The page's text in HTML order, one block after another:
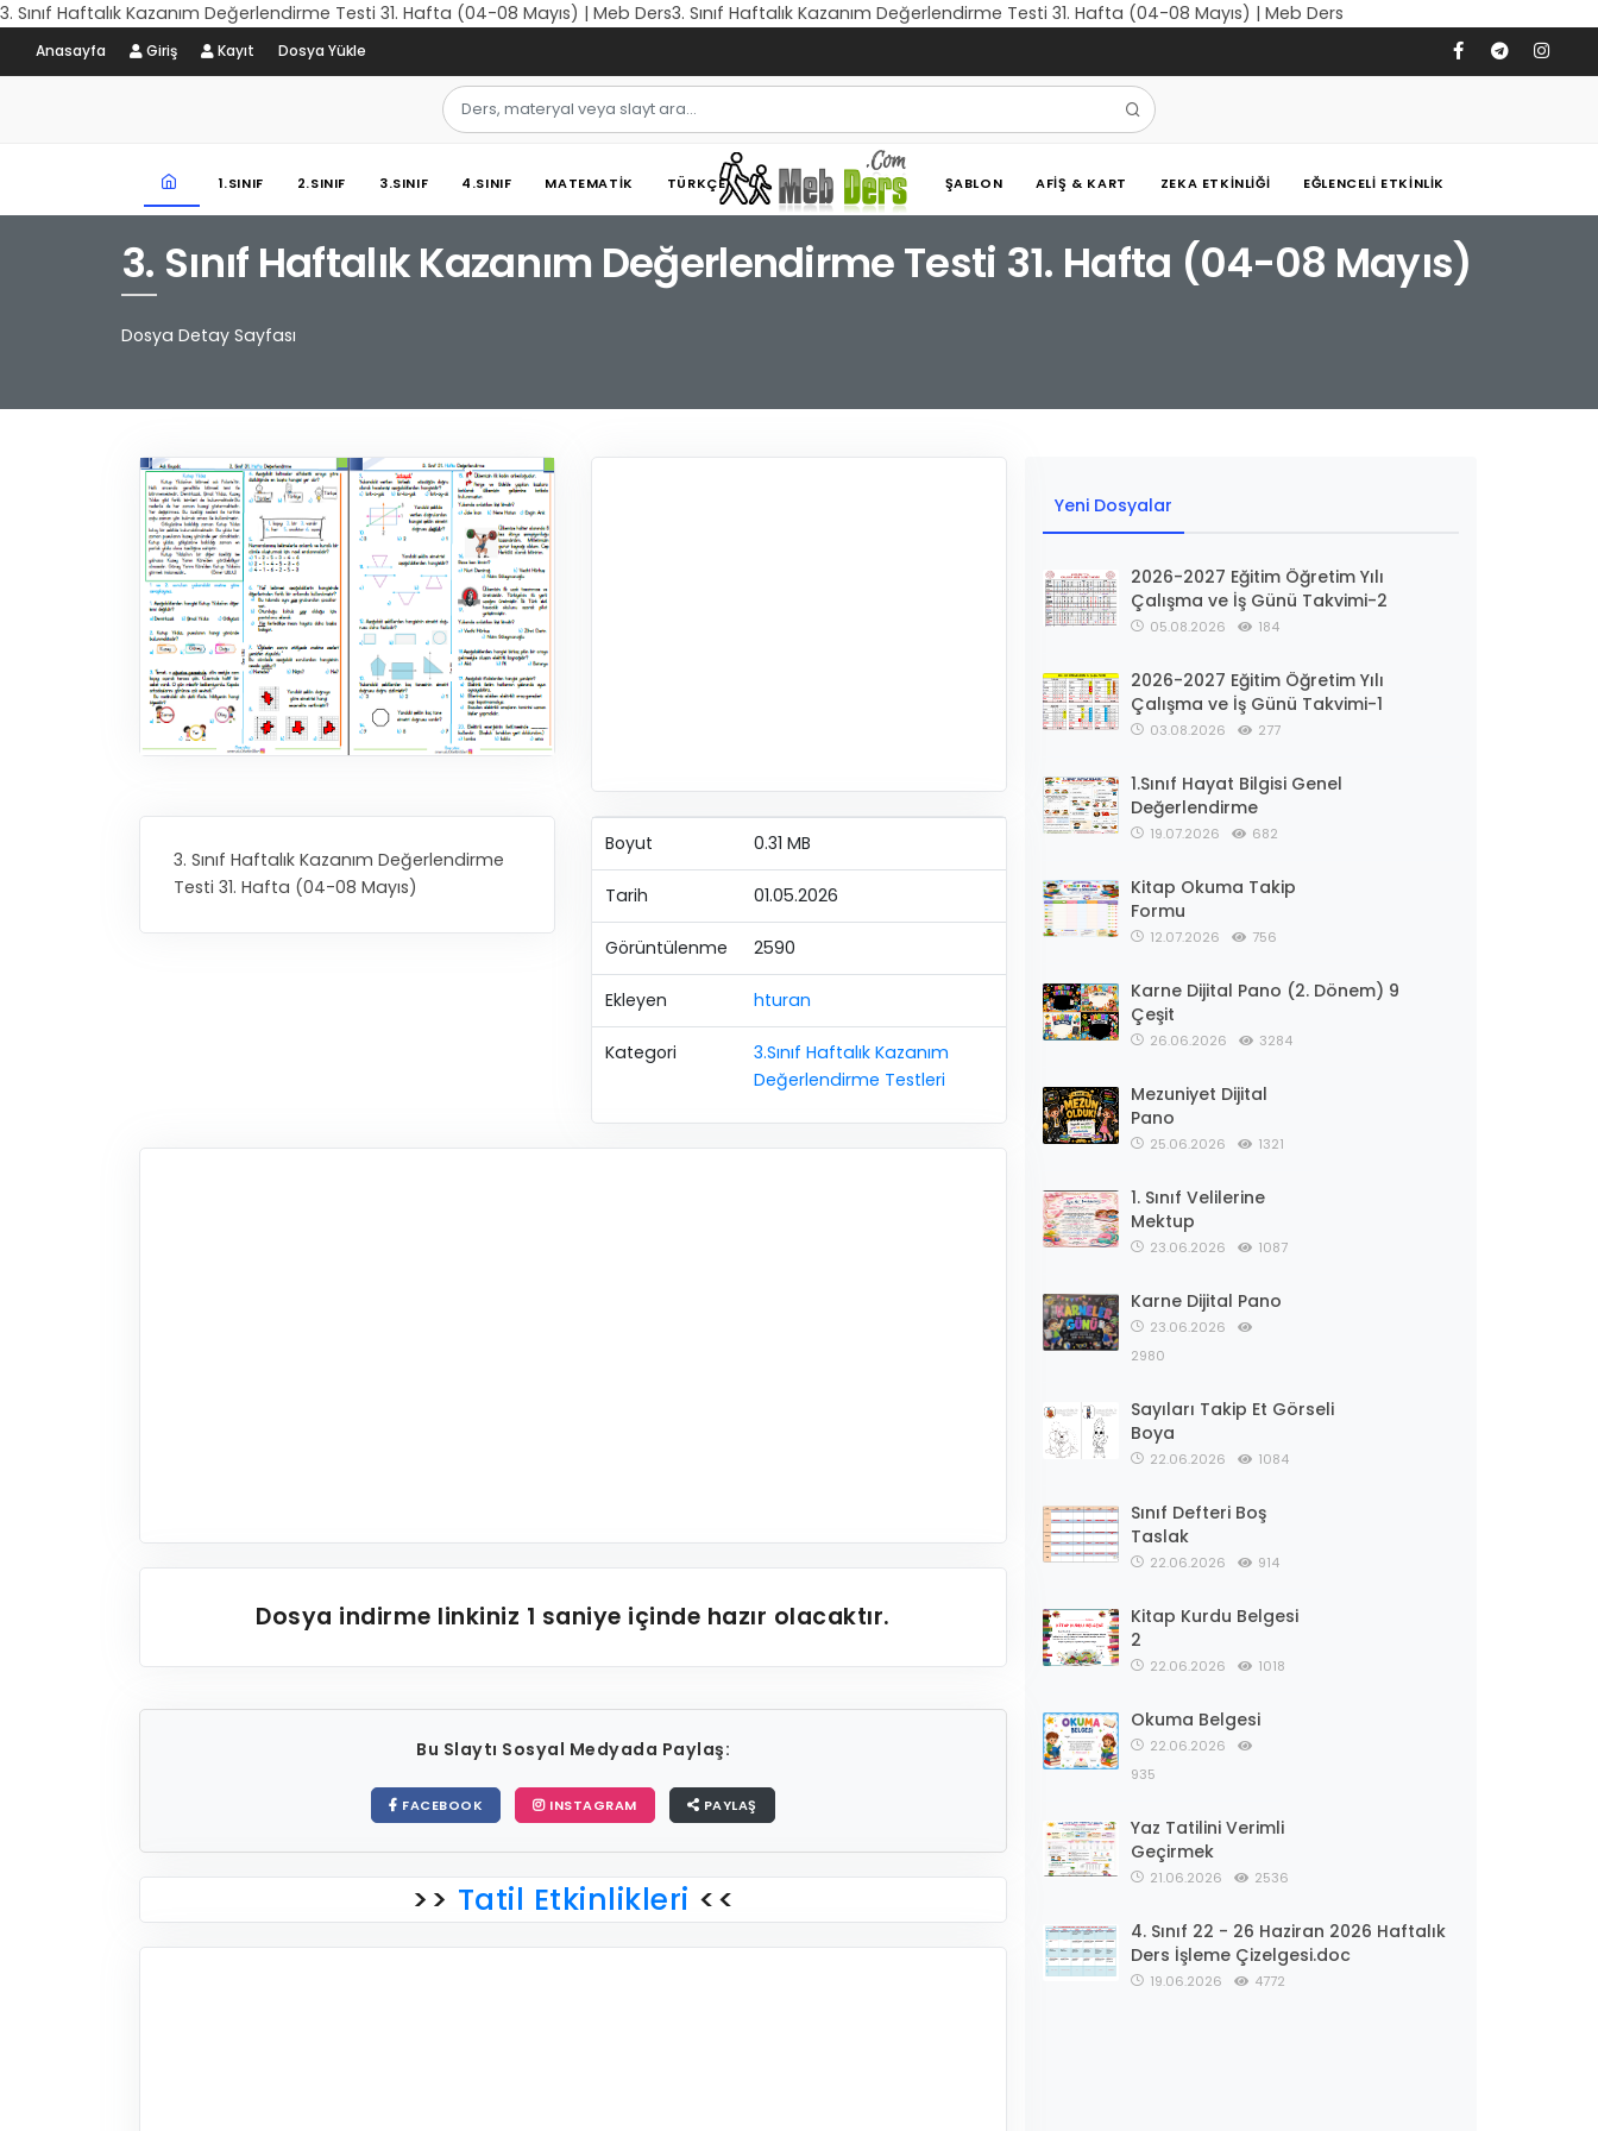
3. Sınıf Haftalık Kazanım Değerlendirme Testi 31. Hafta (04-08 Mayıs) | Meb Ders3. Sınıf Haftalık Kazanım Değerlendirme Testi 31. Hafta (04-08 Mayıs) | Meb Ders
Anasayfa Giriş Kayıt Dosya Yükle
1.SINIF 2.SINIF 3.SINIF 4.SINIF MATEMATIK TÜRKÇE ŞABLON AFIŞ & KART ZEKA ETKINLIĞI EĞLENCELI ETKINLIK
3. Sınıf Haftalık Kazanım Değerlendirme Testi 31. Hafta (04-08 Mayıs)
Dosya Detay Sayfası
3. Sınıf Haftalık Kazanım Değerlendirme
Testi 31. Hafta (04-08 Mayıs)
Boyut 0.31 MB
Tarih 01.05.2026
Görüntülenme 2590
Ekleyen hturan
Kategori
3.Sınıf Haftalık Kazanım
Değerlendirme Testleri
Dosya indirme linkiniz 1 saniye içinde hazır olacaktır.
Bu Slaytı Sosyal Medyada Paylaş:
FACEBOOK INSTAGRAM PAYLAŞ
>> Tatil Etkinlikleri <<
Yeni Dosyalar
2026-2027 Eğitim Öğretim Yılı
Çalışma ve İş Günü Takvimi-2
05.08.2026 184
2026-2027 Eğitim Öğretim Yılı
Çalışma ve İş Günü Takvimi-1
03.08.2026 277
1.Sınıf Hayat Bilgisi Genel
Değerlendirme
19.07.2026 682
Kitap Okuma Takip
Formu
12.07.2026 756
Karne Dijital Pano (2. Dönem) 9
Çeşit
26.06.2026 3284
Mezuniyet Dijital
Pano
25.06.2026 1321
1. Sınıf Velilerine
Mektup
23.06.2026 1087
Karne Dijital Pano
23.06.2026
2980
Sayıları Takip Et Görseli
Boya
22.06.2026 1084
Sınıf Defteri Boş
Taslak
22.06.2026 914
Kitap Kurdu Belgesi
2
22.06.2026 1018
Okuma Belgesi
22.06.2026
935
Yaz Tatilini Verimli
Geçirmek
21.06.2026 2536
4. Sınıf 22 - 26 Haziran 2026 Haftalık
Ders İşleme Çizelgesi.doc
19.06.2026 4772